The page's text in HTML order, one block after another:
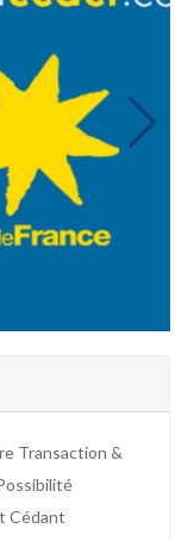
Transaction &
Cédant